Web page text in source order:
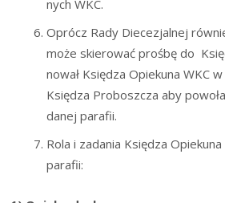
nych WKC.
Oprócz Rady Die­ce­zjal­nej
może skie­ro­wać proś­bę do
no­wał Księ­dza Opie­ku­na WKC
Księ­dza Pro­bosz­cza aby
danej parafii.
Rola i zada­nia Księ­dza
parafii: